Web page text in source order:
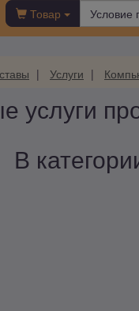
Товар
Услуги
услуги
В